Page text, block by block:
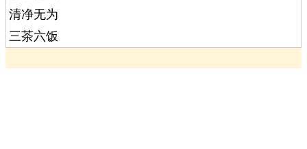
清净无为
三茶六饭